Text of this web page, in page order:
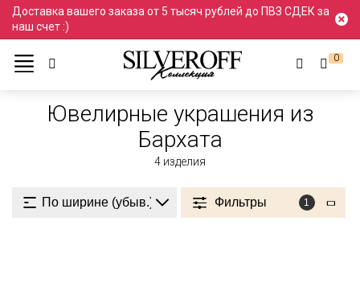
Доставка вашего заказа от 5 тысяч рублей до ПВЗ СДЕК за
наш счет :)
0
Ювелирные украшения
Бархат
Ювелирные украшения из
Бархата
4 изделия
Фильтры 1